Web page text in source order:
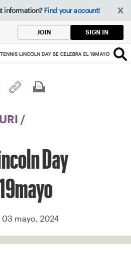
information? Find your account!
JOIN SIGN IN
LINCOLN DAY SE CELEBRA EL 19MAYO
/
Day
| 03 mayo, 2024